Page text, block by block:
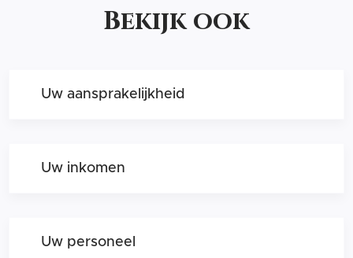
Bekijk ook
Uw aansprakelijkheid
Uw inkomen
Uw personeel